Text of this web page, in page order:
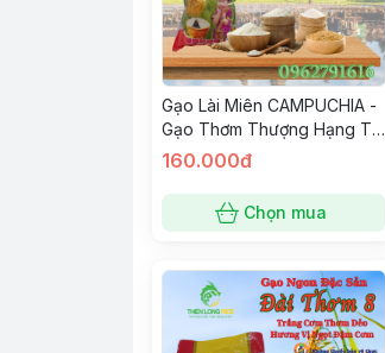
Gạo Lài Miên CAMPUCHIA -
Gạo Thơm Thượng Hạng Túi
5Kg
160.000đ
Chọn mua